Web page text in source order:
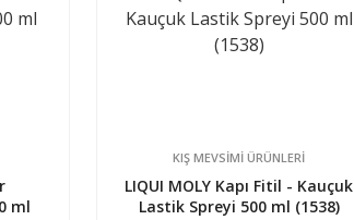
ml
KIŞ MEVSİMİ ÜRÜNLERİ
LIQUI MOLY Kapı Fitil - Kauçuk
Lastik Spreyi 500 ml (1538)